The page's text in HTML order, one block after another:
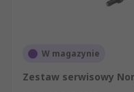
W magazynie
Zestaw serwisowy